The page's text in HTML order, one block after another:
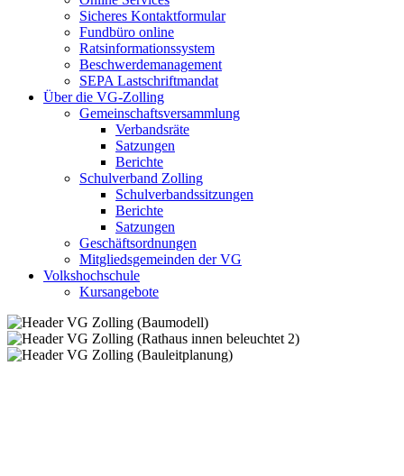
Sicheres Kontaktformular
Fundbüro online
Ratsinformationssystem
Beschwerdemanagement
SEPA Lastschriftmandat
Über die VG-Zolling
Gemeinschaftsversammlung
Verbandsräte
Satzungen
Berichte
Schulverband Zolling
Schulverbandssitzungen
Berichte
Satzungen
Geschäftsordnungen
Mitgliedsgemeinden der VG
Volkshochschule
Kursangebote